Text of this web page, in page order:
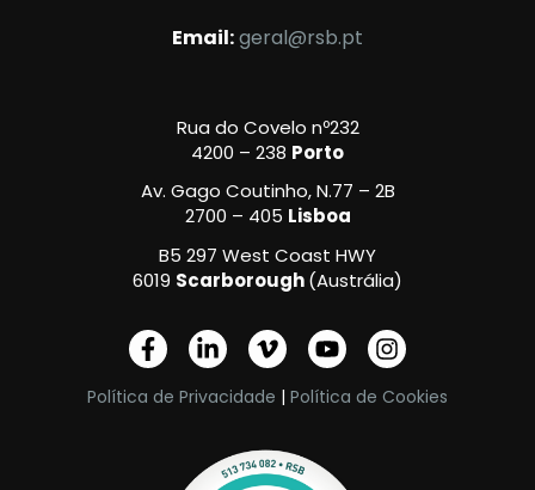
Email:geral@rsb.pt
Rua do Covelo nº232
4200 – 238 Porto
Av. Gago Coutinho, N.77 – 2B
2700 – 405 Lisboa
B5 297 West Coast HWY
6019 Scarborough(Austrália)
F
a
c
e
L
i
n
k
d
V
i
m
e
-
Y
o
u
t
b
I
n
s
t
Política de Privacidade | Política de Cookies